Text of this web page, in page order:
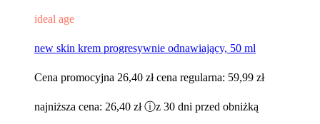
ideal age
new skin krem progresywnie odnawiający, 50 ml​
Cena promocyjna 26,40 zł cena regularna: 59,99 zł
najniższa cena: 26,40 zł ⓘz 30 dni przed obniżką